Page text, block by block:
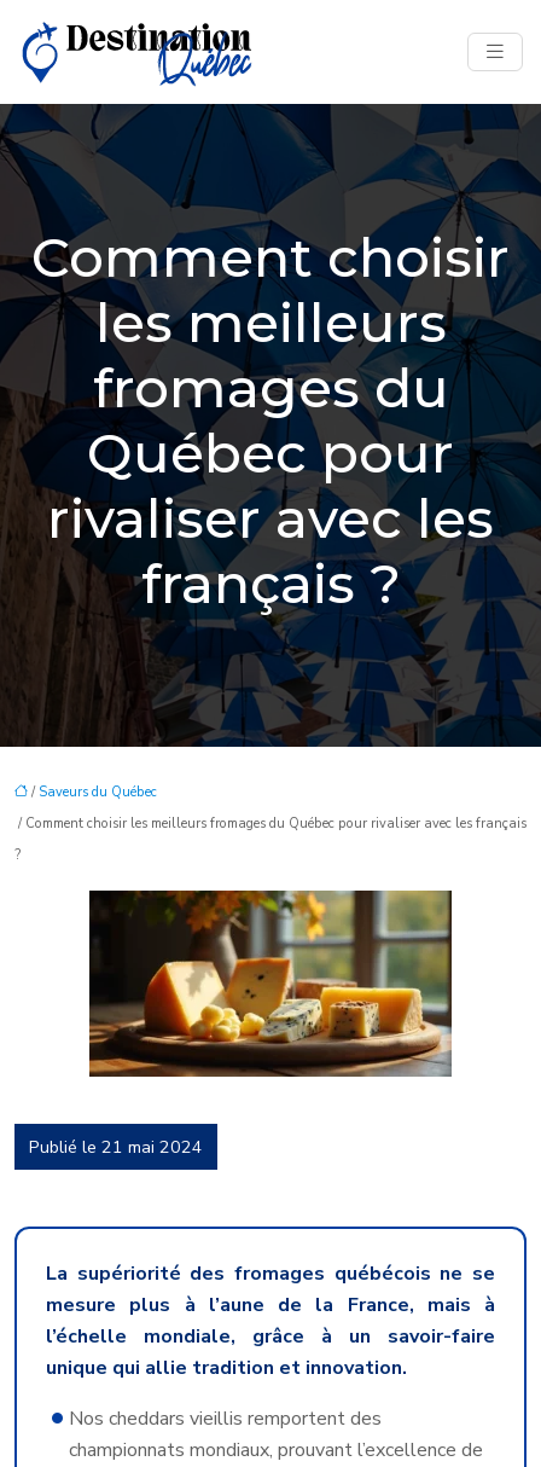
Comment choisir
les meilleurs
fromages du
Québec pour
rivaliser avec les
français ?
/ Saveurs du Québec
/ Comment choisir les meilleurs fromages du Québec pour rivaliser avec les français
?
Publié le 21 mai 2024
La supériorité des fromages québécois ne se
mesure plus à l’aune de la France, mais à
l’échelle mondiale, grâce à un savoir-faire
unique qui allie tradition et innovation.
Nos cheddars vieillis remportent des
championnats mondiaux, prouvant l’excellence de